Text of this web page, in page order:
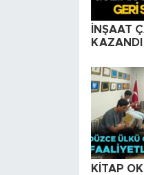
İNŞAAT
KAZANDI
KİTAP